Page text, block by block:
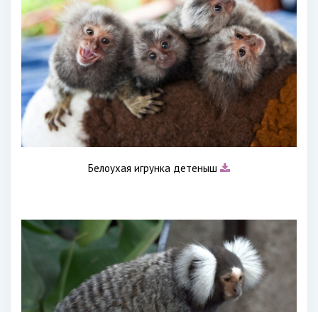
Белоухая игрунка детеныш